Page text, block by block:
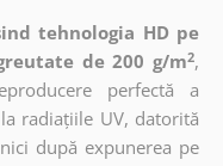
tehnologia HD pe
de 200 g/m2,
perfectă a
radiațiile UV, datorită
după expunerea pe